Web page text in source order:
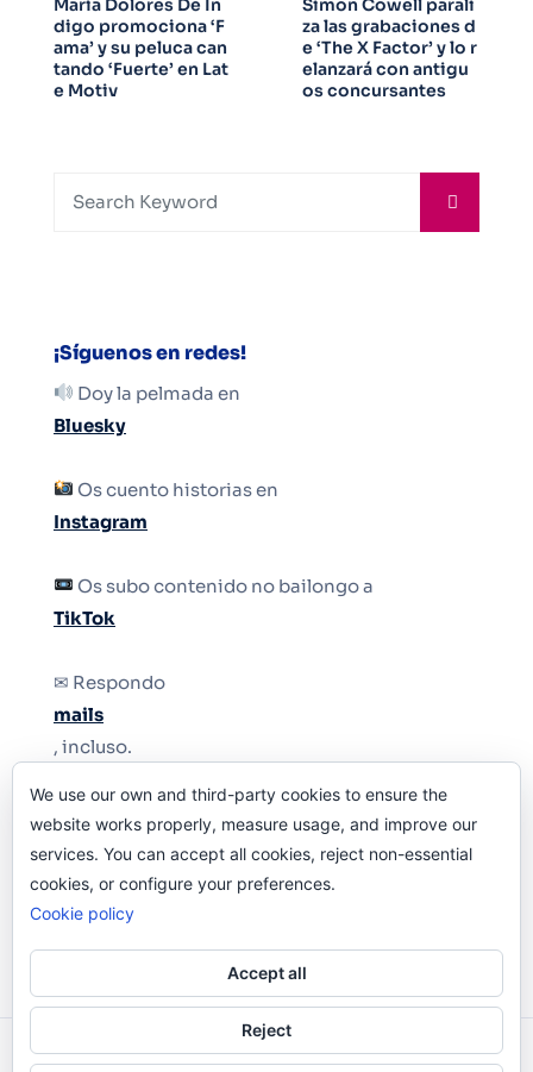
digo promociona ‘F
ama’ y su peluca can
tando ‘Fuerte’ en Lat
e Motiv
za las grabaciones d
e ‘The X Factor’ y lo r
elanzará con antigu
os concursantes
¡Síguenos en redes!
Doy la pelmada en
Bluesky
Os cuento historias en
Instagram
Os subo contenido no bailongo a
TikTok
✉ Respondo
mails
, incluso.
Y si una persona no puede tener teléfono, que
le quiten el teléfono.
Odi O'Malley © 2016-2025. Todos Los Derechos
We use our own and third-party cookies to ensure the
website works properly, measure usage, and improve our
services. You can accept all cookies, reject non-essential
cookies, or configure your preferences.
Cookie policy
Accept all
Reject